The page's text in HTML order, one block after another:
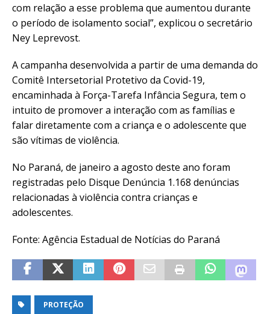
com relação a esse problema que aumentou durante
o período de isolamento social”, explicou o secretário
Ney Leprevost.
A campanha desenvolvida a partir de uma demanda do
Comitê Intersetorial Protetivo da Covid-19,
encaminhada à Força-Tarefa Infância Segura, tem o
intuito de promover a interação com as famílias e
falar diretamente com a criança e o adolescente que
são vítimas de violência.
No Paraná, de janeiro a agosto deste ano foram
registradas pelo Disque Denúncia 1.168 denúncias
relacionadas à violência contra crianças e
adolescentes.
Fonte: Agência Estadual de Notícias do Paraná
PROTEÇÃO